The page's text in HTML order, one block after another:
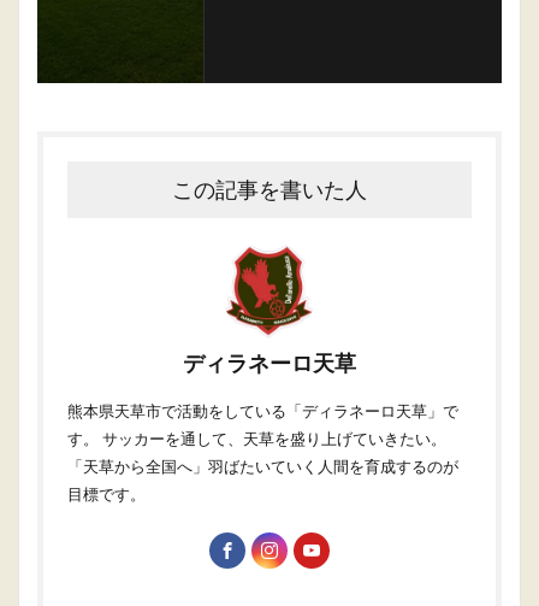
この記事を書いた人
ディラネーロ天草
熊本県天草市で活動をしている「ディラネーロ天草」で
す。 サッカーを通して、天草を盛り上げていきたい。
「天草から全国へ」羽ばたいていく人間を育成するのが
目標です。